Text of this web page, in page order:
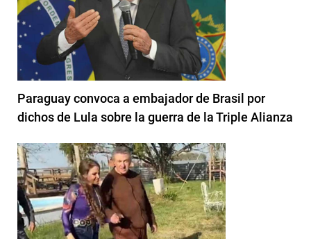
Paraguay convoca a embajador de Brasil por
dichos de Lula sobre la guerra de la Triple Alianza